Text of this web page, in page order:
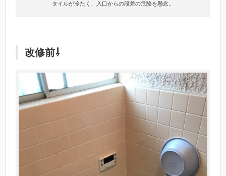
タイルが冷たく、入口からの段差の危険を懸念。
改修前⇩